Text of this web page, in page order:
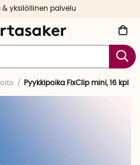
& yksilöllinen palvelu
Pyykkipoika FixClip mini, 16 kpl